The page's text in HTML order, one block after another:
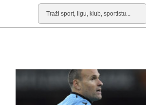
Pretraga